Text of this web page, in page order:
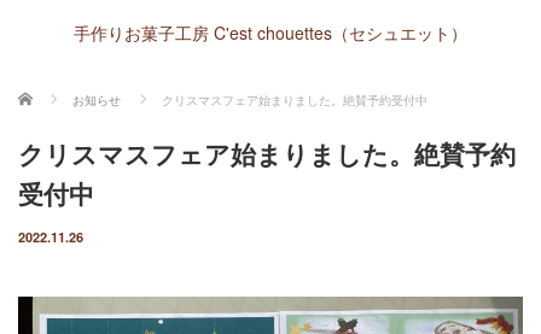
手作りお菓子工房 C'est chouettes（セシュエット）
ホーム お知らせ クリスマスフェア始まりました。絶賛予約受付中
クリスマスフェア始まりました。絶賛予約
受付中
2022.11.26